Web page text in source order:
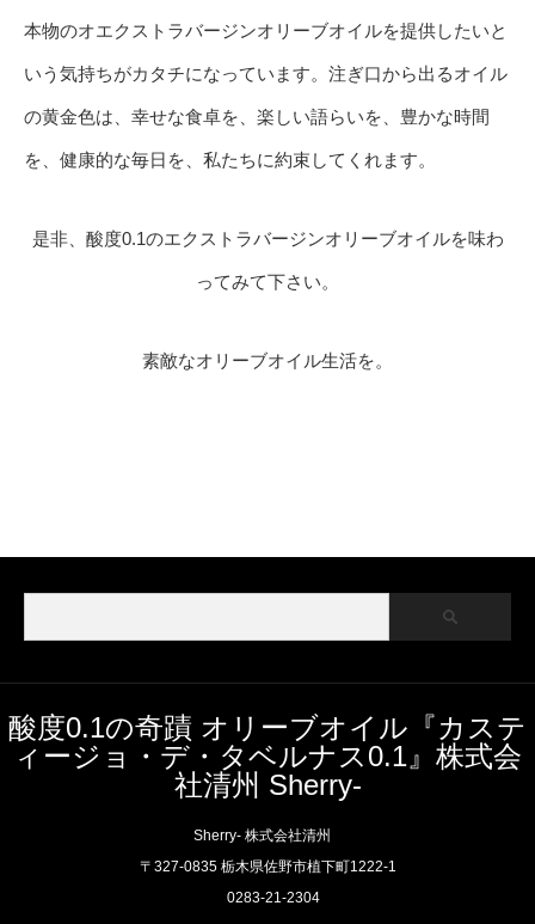
本物のオエクストラバージンオリーブオイルを提供したいと
いう気持ちがカタチになっています。注ぎ口から出るオイル
の黄金色は、幸せな食卓を、楽しい語らいを、豊かな時間
を、健康的な毎日を、私たちに約束してくれます。
是非、酸度0.1のエクストラバージンオリーブオイルを味わ
ってみて下さい。
素敵なオリーブオイル生活を。
酸度0.1の奇蹟 オリーブオイル『カステ
ィージョ・デ・タベルナス0.1』株式会
社清州 Sherry-
Sherry- 株式会社清州
〒327-0835 栃木県佐野市植下町1222-1
0283-21-2304